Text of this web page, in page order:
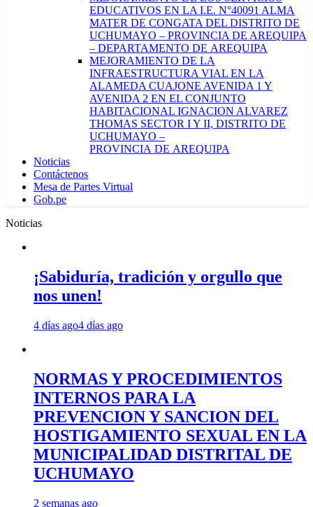
EDUCATIVOS EN LA I.E. N°40091 ALMA
MATER DE CONGATA DEL DISTRITO DE
UCHUMAYO – PROVINCIA DE AREQUIPA
– DEPARTAMENTO DE AREQUIPA
MEJORAMIENTO DE LA
INFRAESTRUCTURA VIAL EN LA
ALAMEDA CUAJONE AVENIDA 1 Y
AVENIDA 2 EN EL CONJUNTO
HABITACIONAL IGNACION ALVAREZ
THOMAS SECTOR I Y II, DISTRITO DE
UCHUMAYO –
PROVINCIA DE AREQUIPA
Noticias
Contáctenos
Mesa de Partes Virtual
Gob.pe
Noticias
¡Sabiduría, tradición y orgullo que
nos unen!
4 días ago4 días ago
NORMAS Y PROCEDIMIENTOS
INTERNOS PARA LA
PREVENCION Y SANCION DEL
HOSTIGAMIENTO SEXUAL EN LA
MUNICIPALIDAD DISTRITAL DE
UCHUMAYO
2 semanas ago